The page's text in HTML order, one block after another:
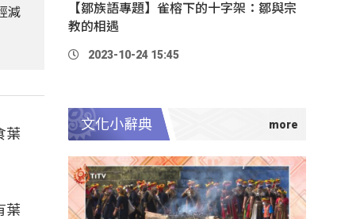
減
葉
葉
【鄒族語專題】雀榕下的十字架：鄒與宗
教的相遇
2023-10-24 15:45
文化小辭典